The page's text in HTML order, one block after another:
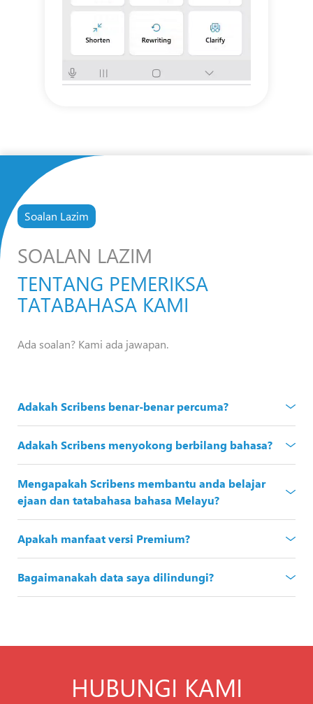
Soalan Lazim
SOALAN LAZIM
TENTANG PEMERIKSA
TATABAHASA KAMI
Ada soalan? Kami ada jawapan.
Adakah Scribens benar-benar percuma?
Adakah Scribens menyokong berbilang bahasa?
Mengapakah Scribens membantu anda belajar
ejaan dan tatabahasa bahasa Melayu?
Apakah manfaat versi Premium?
Pemeriksaan tatabahasa
Bagaimanakah data saya dilindungi?
HUBUNGI KAMI